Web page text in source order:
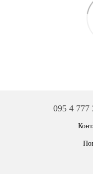
095 4 777